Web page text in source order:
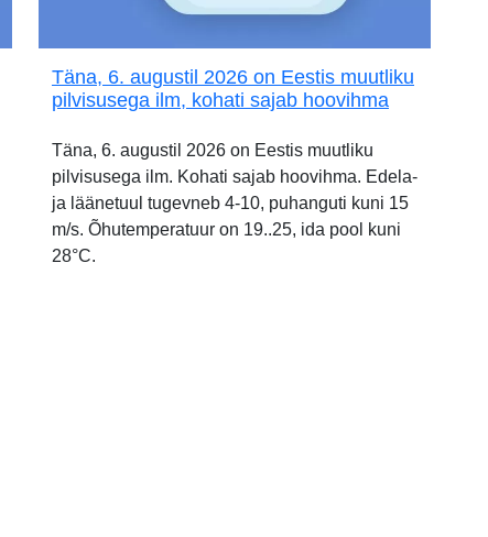
Täna, 6. augustil 2026 on Eestis muutliku
pilvisusega ilm, kohati sajab hoovihma
Täna, 6. augustil 2026 on Eestis muutliku
pilvisusega ilm. Kohati sajab hoovihma. Edela-
ja läänetuul tugevneb 4-10, puhanguti kuni 15
m/s. Õhutemperatuur on 19..25, ida pool kuni
28°C.